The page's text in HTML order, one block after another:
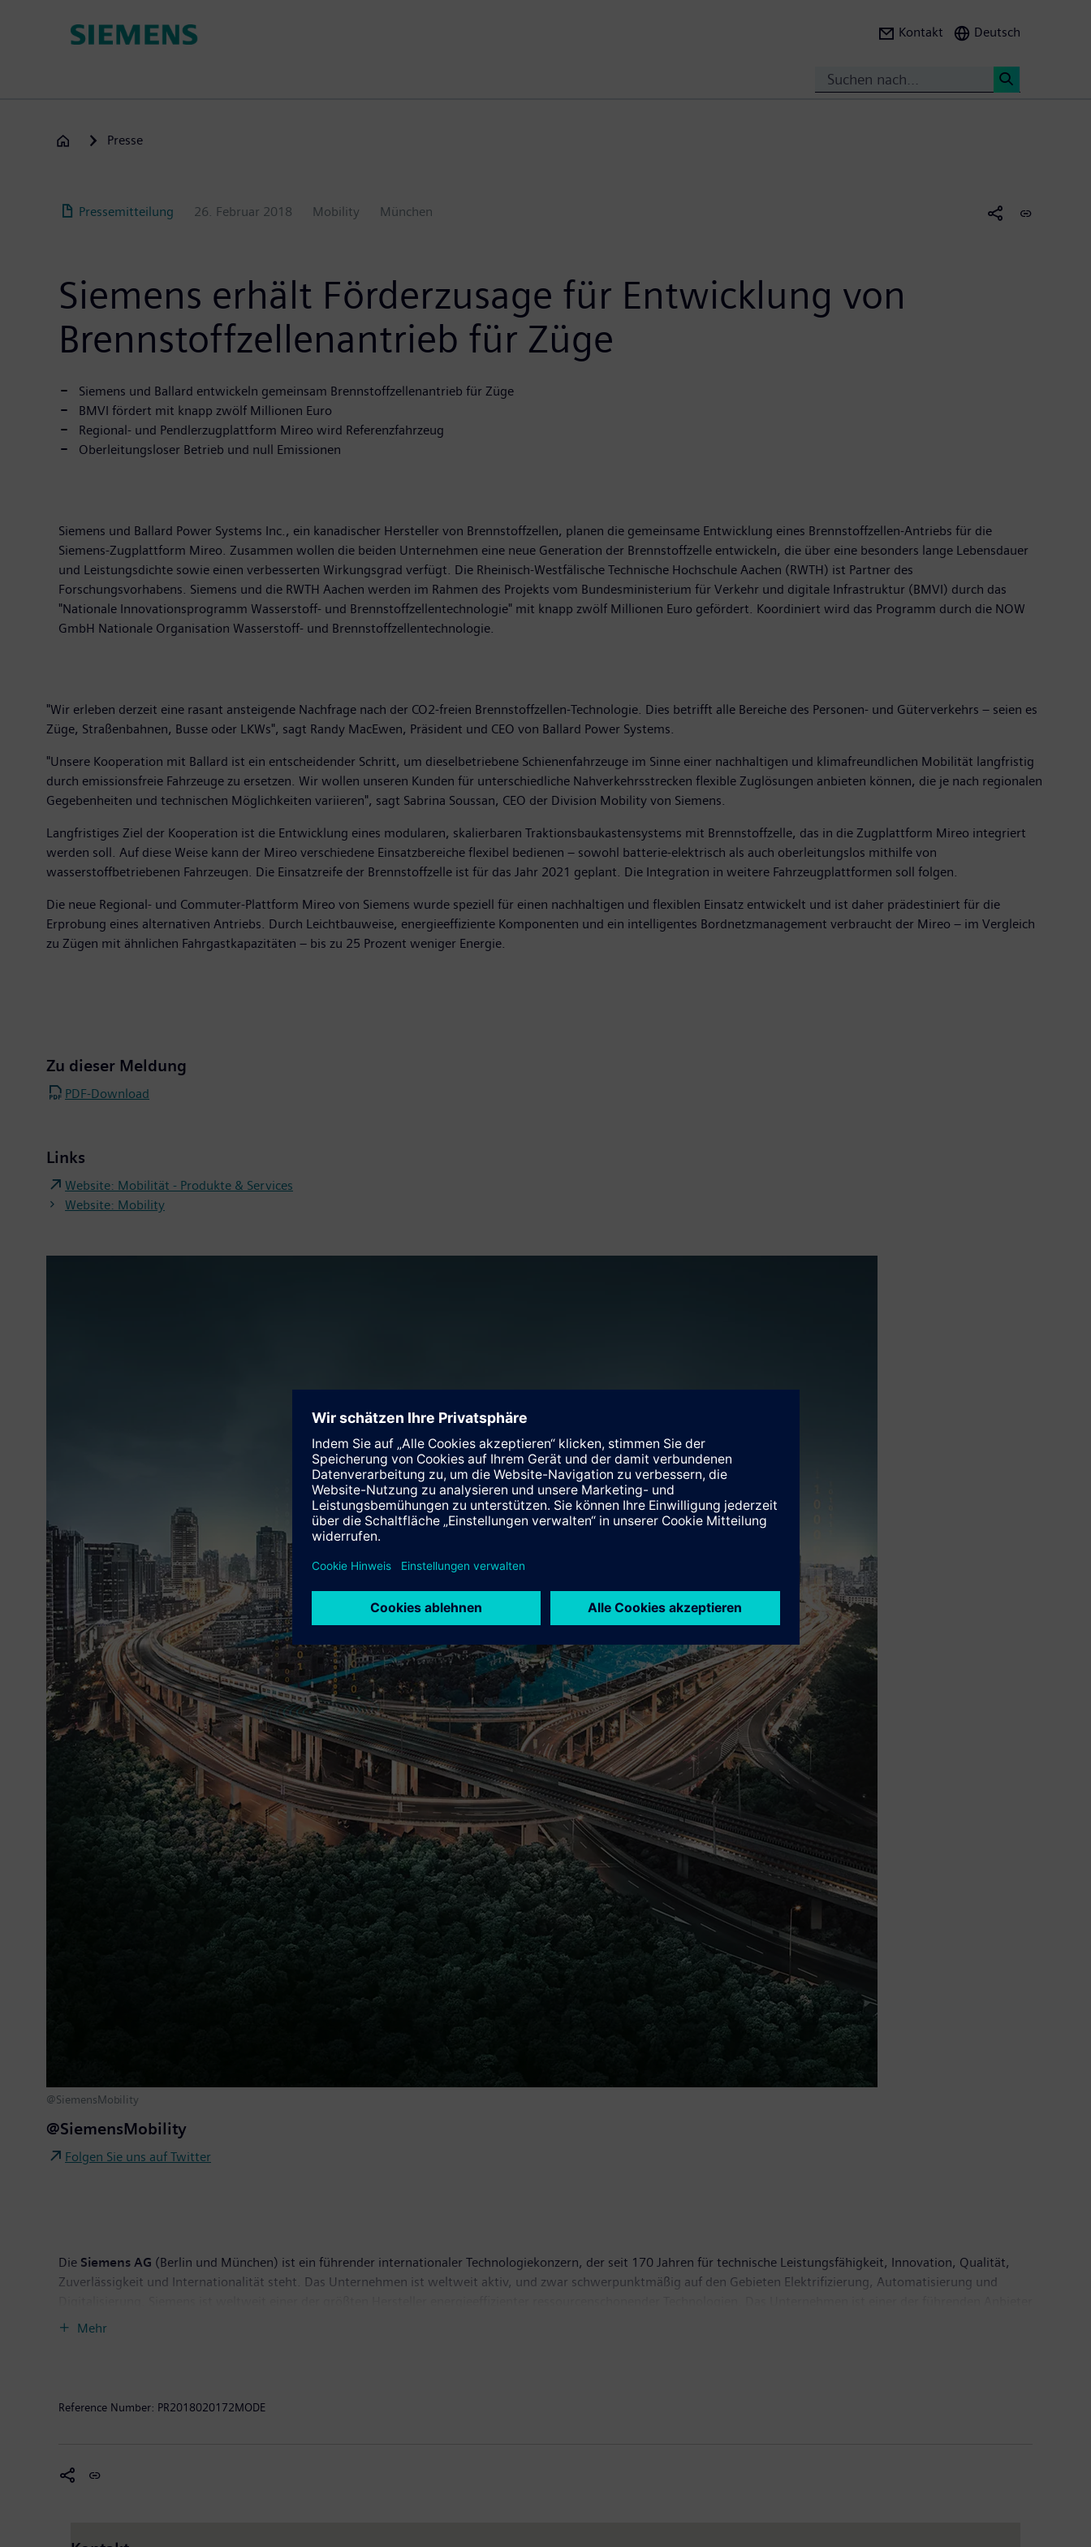
Kontakt Deutsch
Presse
Pressemitteilung 26. Februar 2018 Mobility München
Siemens erhält Förderzusage für Entwicklung von
Brennstoffzellenantrieb für Züge
Siemens und Ballard entwickeln gemeinsam Brennstoffzellenantrieb für Züge
BMVI fördert mit knapp zwölf Millionen Euro
Regional- und Pendlerzugplattform Mireo wird Referenzfahrzeug
Oberleitungsloser Betrieb und null Emissionen
Siemens und Ballard Power Systems Inc., ein kanadischer Hersteller von Brennstoffzellen, planen die gemeinsame Entwicklung eines Brennstoffzellen-Antriebs für die
Siemens-Zugplattform Mireo. Zusammen wollen die beiden Unternehmen eine neue Generation der Brennstoffzelle entwickeln, die über eine besonders lange Lebensdauer
und Leistungsdichte sowie einen verbesserten Wirkungsgrad verfügt. Die Rheinisch-Westfälische Technische Hochschule Aachen (RWTH) ist Partner des
Forschungsvorhabens. Siemens und die RWTH Aachen werden im Rahmen des Projekts vom Bundesministerium für Verkehr und digitale Infrastruktur (BMVI) durch das
"Nationale Innovationsprogramm Wasserstoff- und Brennstoffzellentechnologie" mit knapp zwölf Millionen Euro gefördert. Koordiniert wird das Programm durch die NOW
GmbH Nationale Organisation Wasserstoff- und Brennstoffzellentechnologie.
"Wir erleben derzeit eine rasant ansteigende Nachfrage nach der CO2-freien Brennstoffzellen-Technologie. Dies betrifft alle Bereiche des Personen- und Güterverkehrs – seien es
Züge, Straßenbahnen, Busse oder LKWs", sagt Randy MacEwen, Präsident und CEO von Ballard Power Systems.
"Unsere Kooperation mit Ballard ist ein entscheidender Schritt, um dieselbetriebene Schienenfahrzeuge im Sinne einer nachhaltigen und klimafreundlichen Mobilität langfristig
durch emissionsfreie Fahrzeuge zu ersetzen. Wir wollen unseren Kunden für unterschiedliche Nahverkehrsstrecken flexible Zuglösungen anbieten können, die je nach regionalen
Gegebenheiten und technischen Möglichkeiten variieren", sagt Sabrina Soussan, CEO der Division Mobility von Siemens.
Langfristiges Ziel der Kooperation ist die Entwicklung eines modularen, skalierbaren Traktionsbaukastensystems mit Brennstoffzelle, das in die Zugplattform Mireo integriert
werden soll. Auf diese Weise kann der Mireo verschiedene Einsatzbereiche flexibel bedienen – sowohl batterie-elektrisch als auch oberleitungslos mithilfe von
wasserstoffbetriebenen Fahrzeugen. Die Einsatzreife der Brennstoffzelle ist für das Jahr 2021 geplant. Die Integration in weitere Fahrzeugplattformen soll folgen.
Die neue Regional- und Commuter-Plattform Mireo von Siemens wurde speziell für einen nachhaltigen und flexiblen Einsatz entwickelt und ist daher prädestiniert für die
Erprobung eines alternativen Antriebs. Durch Leichtbauweise, energieeffiziente Komponenten und ein intelligentes Bordnetzmanagement verbraucht der Mireo – im Vergleich
zu Zügen mit ähnlichen Fahrgastkapazitäten – bis zu 25 Prozent weniger Energie.
Zu dieser Meldung
PDF-Download
Links
Website: Mobilität - Produkte & Services
Website: Mobility
@SiemensMobility
@SiemensMobility
Folgen Sie uns auf Twitter
Die Siemens AG (Berlin und München) ist ein führender internationaler Technologiekonzern, der seit 170 Jahren für technische Leistungsfähigkeit, Innovation, Qualität,
Zuverlässigkeit und Internationalität steht. Das Unternehmen ist weltweit aktiv, und zwar schwerpunktmäßig auf den Gebieten Elektrifizierung, Automatisierung und
effizienter Energieerzeugungs- und Energieübertragungslösungen, Pionier bei Infrastrukturlösungen sowie bei Automatisierungs-, Antriebs- und Softwarelösungen für die
Mehr
Reference Number: PR2018020172MODE